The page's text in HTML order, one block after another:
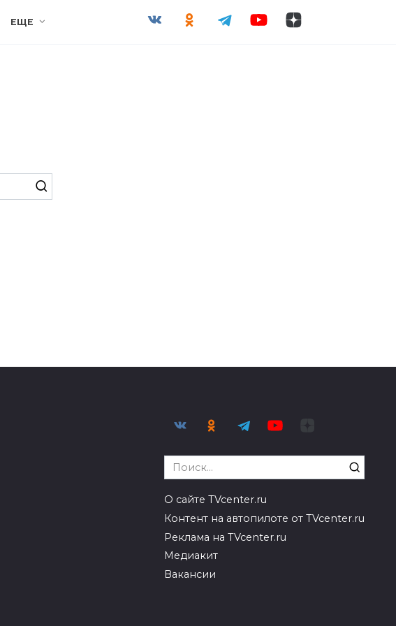
ЕЩЕ
Search
for:
О сайте TVcenter.ru
Контент на автопилоте от TVcenter.ru
Реклама на TVcenter.ru
Медиакит
Вакансии